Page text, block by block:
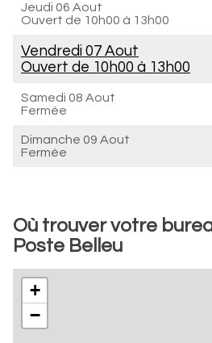
Jeudi 06 Aout
Ouvert de 10h00 à 13h00
Vendredi 07 Aout
Ouvert de 10h00 à 13h00
Samedi 08 Aout
Fermée
Dimanche 09 Aout
Fermée
Où trouver votre
Poste Belleu
+
−